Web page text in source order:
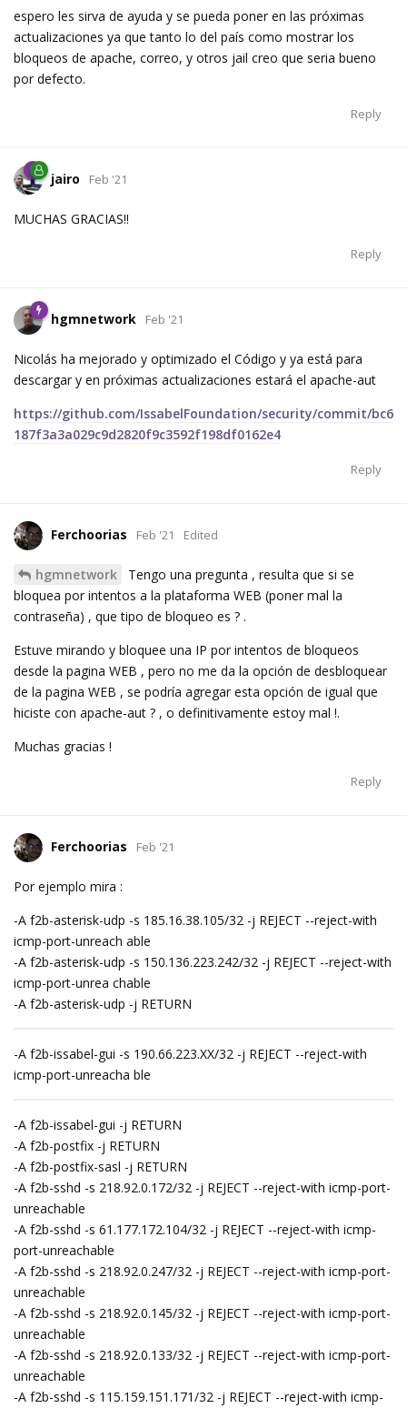
espero les sirva de ayuda y se pueda poner en las próximas
actualizaciones ya que tanto lo del país como mostrar los
bloqueos de apache, correo, y otros jail creo que seria bueno
por defecto.
Reply
jairo Feb '21
MUCHAS GRACIAS!!
Reply
hgmnetwork Feb '21
Nicolás ha mejorado y optimizado el Código y ya está para
descargar y en próximas actualizaciones estará el apache-aut
https://github.com/IssabelFoundation/security/commit/bc6
187f3a3a029c9d2820f9c3592f198df0162e4
Reply
Ferchoorias Feb '21 Edited
hgmnetwork
Tengo una pregunta , resulta que si se
bloquea por intentos a la plataforma WEB (poner mal la
contraseña) , que tipo de bloqueo es ? .
Estuve mirando y bloquee una IP por intentos de bloqueos
desde la pagina WEB , pero no me da la opción de desbloquear
de la pagina WEB , se podría agregar esta opción de igual que
hiciste con apache-aut ? , o definitivamente estoy mal !.
Muchas gracias !
Reply
Ferchoorias Feb '21
Por ejemplo mira :
-A f2b-asterisk-udp -s 185.16.38.105/32 -j REJECT --reject-with
icmp-port-unreach able
-A f2b-asterisk-udp -s 150.136.223.242/32 -j REJECT --reject-with
icmp-port-unrea chable
-A f2b-asterisk-udp -j RETURN
-A f2b-issabel-gui -s 190.66.223.XX/32 -j REJECT --reject-with
icmp-port-unreacha ble
-A f2b-issabel-gui -j RETURN
-A f2b-postfix -j RETURN
-A f2b-postfix-sasl -j RETURN
-A f2b-sshd -s 218.92.0.172/32 -j REJECT --reject-with icmp-port-
unreachable
-A f2b-sshd -s 61.177.172.104/32 -j REJECT --reject-with icmp-
port-unreachable
-A f2b-sshd -s 218.92.0.247/32 -j REJECT --reject-with icmp-port-
unreachable
-A f2b-sshd -s 218.92.0.145/32 -j REJECT --reject-with icmp-port-
unreachable
-A f2b-sshd -s 218.92.0.133/32 -j REJECT --reject-with icmp-port-
unreachable
-A f2b-sshd -s 115.159.151.171/32 -j REJECT --reject-with icmp-